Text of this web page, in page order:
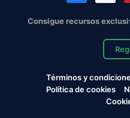
Consigue recursos
Términos y
Política de cookies